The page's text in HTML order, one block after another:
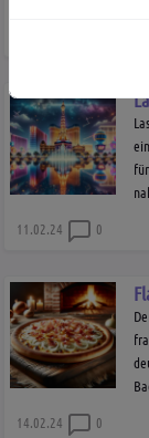
11.02.24
0
14.02.24
0